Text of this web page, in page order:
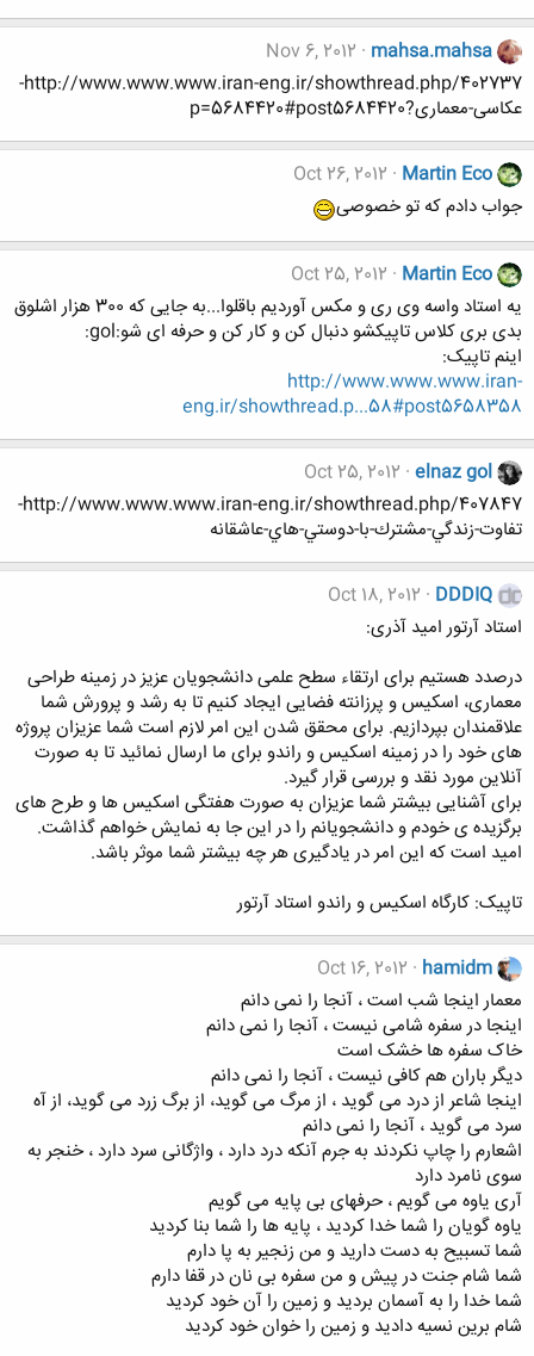
mahsa.mahsa
Nov 6, 2012
http://www.www.www.iran-eng.ir/showthread.php/402737-
عکاسی-معماری?p=5684420#post5684420
Martin Eco
Oct 26, 2012
جواب دادم که تو خصوصی
Martin Eco
Oct 25, 2012
یه استاد واسه وی ری و مکس آوردیم باقلوا...به جایی که 300 هزار اشلوق
بدی بری کلاس تاپیکشو دنبال کن و کار کن و حرفه ای شو:gol:
اینم تاپیک:
http://www.www.www.iran-
eng.ir/showthread.p...58#post5658358
elnaz gol
Oct 25, 2012
http://www.www.www.iran-eng.ir/showthread.php/407847-
تفاوت-زندگي-مشترك-با-دوستي-هاي-عاشقانه
DDDIQ
Oct 18, 2012
استاد آرتور امید آذری:
درصدد هستیم برای ارتقاء سطح علمی دانشجویان عزیز در زمینه طراحی
معماری، اسکیس و پرزانته فضایی ایجاد کنیم تا به رشد و پرورش شما
علاقمندان بپردازیم. برای محقق شدن این امر لازم است شما عزیزان پروژه
های خود را در زمینه اسکیس و راندو برای ما ارسال نمائید تا به صورت
آنلاین مورد نقد و بررسی قرار گیرد.
برای آشنایی بیشتر شما عزیزان به صورت هفتگی اسکیس ها و طرح های
برگزیده ی خودم و دانشجویانم را در این جا به نمایش خواهم گذاشت.
امید است که این امر در یادگیری هر چه بیشتر شما موثر باشد.
تاپیک: کارگاه اسکیس و راندو استاد آرتور
hamidm
Oct 16, 2012
معمار اینجا شب است ، آنجا را نمی دانم
اینجا در سفره شامی نیست ، آنجا را نمی دانم
خاک سفره ها خشک است
دیگر باران هم کافی نیست ، آنجا را نمی دانم
اینجا شاعر از درد می گوید ، از مرگ می گوید، از برگ زرد می گوید، از آه
سرد می گوید ، آنجا را نمی دانم
اشعارم را چاپ نکردند به جرم آنکه درد دارد ، واژگانی سرد دارد ، خنجر به
سوی نامرد دارد
آری یاوه می گویم ، حرفهای بی پایه می گویم
یاوه گویان را شما خدا کردید ، پایه ها را شما بنا کردید
شما تسبیح به دست دارید و من زنجیر به پا دارم
شما شام جنت در پیش و من سفره بی نان در قفا دارم
شما خدا را به آسمان بردید و زمین را آن خود کردید
شام برین نسیه دادید و زمین را خوان خود کردید